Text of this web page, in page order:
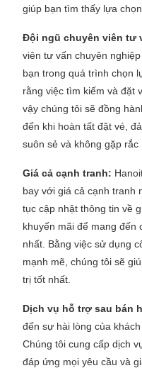
giúp bạn tìm thấy lựa
Đội ngũ chuyên viên tư
viên tư vấn chuyên
bạn trong quá trình chọn
rằng việc tìm kiếm và đặt
vậy chúng tôi sẽ đồng
đến khi hoàn tất đặt vé,
suôn sẻ và không gặp rắc
Giá cả cạnh tranh:
bay với giá cả cạnh tranh
tục cập nhật thông tin về
khuyến mãi để mang đến
nhất. Bằng việc sử dụng
mạnh mẽ, chúng tôi sẽ
trị tốt nhất.
Dịch vụ hỗ trợ sau bán
đến sự hài lòng của
Chúng tôi cung cấp dịch
đáp ứng mọi yêu cầu và